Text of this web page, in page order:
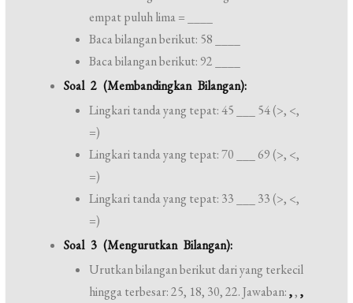
empat puluh lima = ____
Baca bilangan berikut: 58 ____
Baca bilangan berikut: 92 ____
Soal 2 (Membandingkan Bilangan):
Lingkari tanda yang tepat: 45 ___ 54 (>, <,
=)
Lingkari tanda yang tepat: 70 ___ 69 (>, <,
=)
Lingkari tanda yang tepat: 33 ___ 33 (>, <,
=)
Soal 3 (Mengurutkan Bilangan):
Urutkan bilangan berikut dari yang terkecil
hingga terbesar: 25, 18, 30, 22. Jawaban:,,,